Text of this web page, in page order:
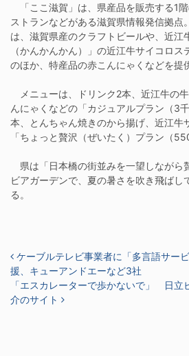
「ここ滋賀」は、県産品を販売する1
ストランなどがある滋賀県情報発信拠点
は、滋賀県産のクラフトビールや、近江
（かんかんかん）」の近江牛サイコロ
のほか、特産品の赤こんにゃくなどを提
メニューは、ドリンク2本、近江牛の
んにゃくなどの「カジュアルプラン（3
本、とんちゃん焼きのから揚げ、近江牛
「ちょっと贅沢（ぜいたく）プラン（
県は「日本橋の街並みを一望しながら
ビアガーデンで、夏の暑さを吹き飛ばし
る。
投稿ナビゲーション
ケーブルテレビ事業者に「多言語サー
援、キューアンドエーなど3社
「エスカレーターで歩かないで」 日立
介のサイト